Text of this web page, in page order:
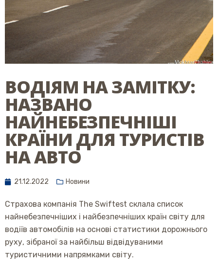
ВОДІЯМ НА ЗАМІТКУ:
НАЗВАНО
НАЙНЕБЕЗПЕЧНІШІ
КРАЇНИ ДЛЯ ТУРИСТІВ
НА АВТО
21.12.2022 Новини
Страхова компанія The Swiftest склала список
найнебезпечніших і найбезпечніших країн світу для
водіїв автомобілів на основі статистики дорожнього
руху, зібраної за найбільш відвідуваними
туристичними напрямками світу.